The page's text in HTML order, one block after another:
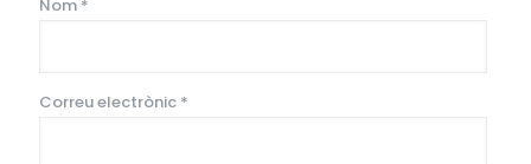
Nom *
Correu electrònic *